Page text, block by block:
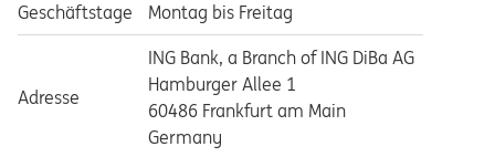
Geschäftstage Montag bis Freitag
Adresse
ING Bank, a Branch of ING DiBa AG
Hamburger Allee 1
60486 Frankfurt am Main
Germany